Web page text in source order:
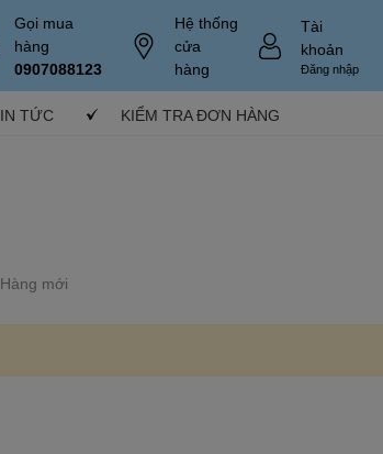
Gọi mua
hàng
0907088123
Hệ thống
cửa
hàng
Tài
khoản
Đăng nhập
TỨC KIỂM TRA ĐƠN HÀNG
Hàng mới